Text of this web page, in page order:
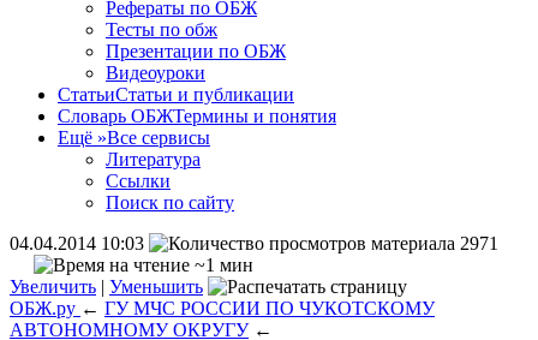
Рефераты по ОБЖ
Тесты по обж
Презентации по ОБЖ
Видеоуроки
СтатьиСтатьи и публикации
Словарь ОБЖТермины и понятия
Ещё »Все сервисы
Литература
Ссылки
Поиск по сайту
04.04.2014 10:03
2971
~1 мин
Увеличить | Уменьшить
ОБЖ.ру ← ГУ МЧС РОССИИ ПО ЧУКОТСКОМУ
АВТОНОМНОМУ ОКРУГУ←